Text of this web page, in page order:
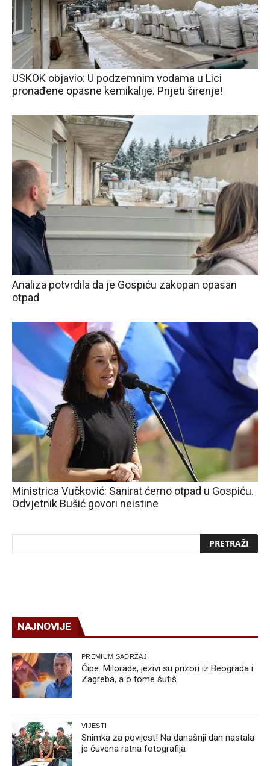
USKOK objavio: U podzemnim vodama u Lici
pronađene opasne kemikalije. Prijeti širenje!
Analiza potvrdila da je Gospiću zakopan opasan
otpad
Ministrica Vučković: Sanirat ćemo otpad u Gospiću.
Odvjetnik Bušić govori neistine
NAJNOVIJE
PREMIUM SADRŽAJ
Ćipe: Milorade, jezivi su prizori iz Beograda i
Zagreba, a o tome šutiš
VIJESTI
Snimka za povijest! Na današnji dan nastala
je čuvena ratna fotografija